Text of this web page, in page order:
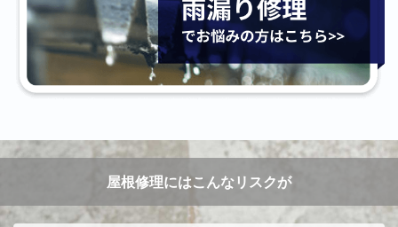
屋根修理にはこんなリスクが